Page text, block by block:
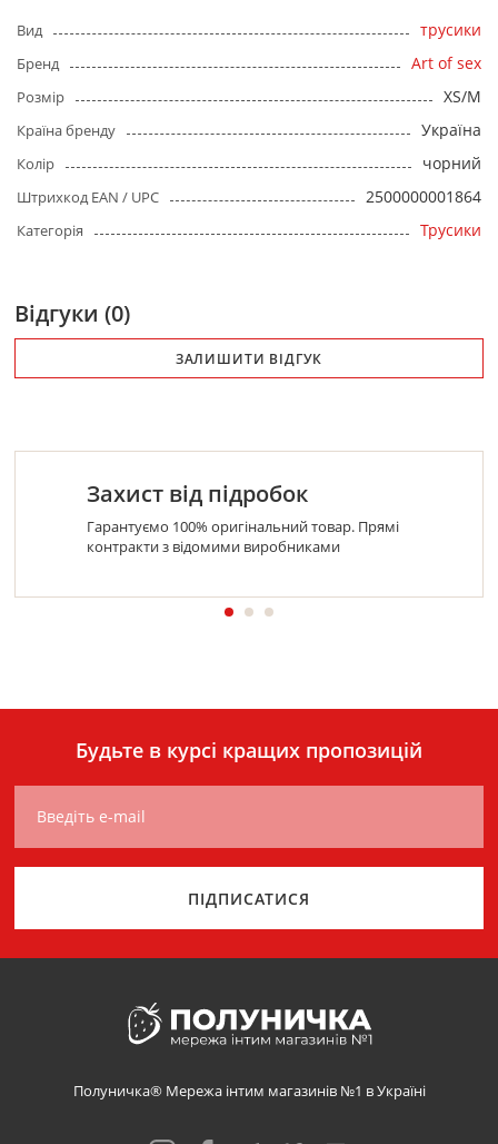
Вид трусики
Бренд Art of sex
Розмір XS/M
Країна бренду Україна
Колір чорний
Штрихкод EAN / UPC 2500000001864
Категорія Трусики
Відгуки (0)
ЗАЛИШИТИ ВІДГУК
Захист від підробок
Гарантуємо 100% оригінальний товар. Прямі
контракти з відомими виробниками
Будьте в курсі кращих пропозицій
Введіть e-mail
ПІДПИСАТИСЯ
Полуничка® Мережа інтим магазинів №1 в Україні